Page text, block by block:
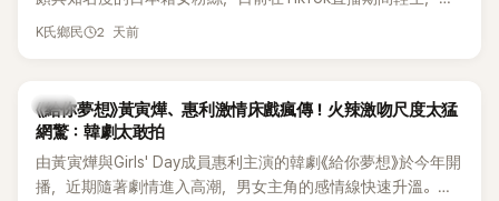
終不幸身亡，消息曝光後震驚韓網，也讓不少粉絲湧入社群平
K氏鄉民 2 天前
韓劇
《給你夢想》黃寅燁、惠利激情床戲瘋傳！火辣激吻尺度太猛
網驚：韓劇太敢拍
由黃寅燁與Girls' Day成員惠利主演的韓劇《給你夢想》於今年開
播，近期隨著劇情進入高潮，男女主角的感情線快速升溫。最